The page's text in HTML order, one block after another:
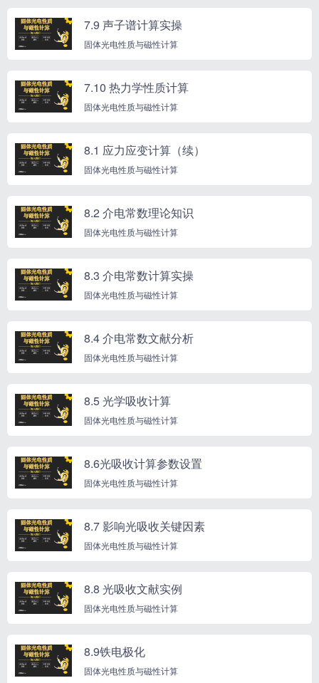
7.9 声子谱计算实操
固体光电性质与磁性计算
7.10 热力学性质计算
固体光电性质与磁性计算
8.1 应力应变计算（续）
固体光电性质与磁性计算
8.2 介电常数理论知识
固体光电性质与磁性计算
8.3 介电常数计算实操
固体光电性质与磁性计算
8.4 介电常数文献分析
固体光电性质与磁性计算
8.5 光学吸收计算
固体光电性质与磁性计算
8.6光吸收计算参数设置
固体光电性质与磁性计算
8.7 影响光吸收关键因素
固体光电性质与磁性计算
8.8 光吸收文献实例
固体光电性质与磁性计算
8.9铁电极化
固体光电性质与磁性计算